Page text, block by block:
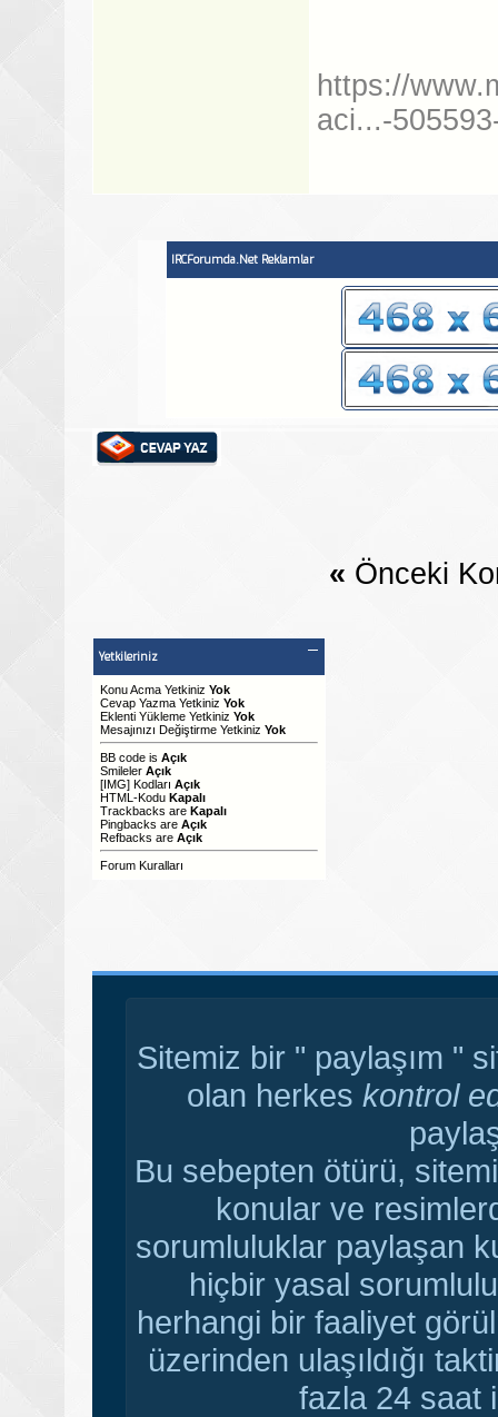
https://
aci...-
IRCForumda.Net Reklamlar
« Önceki
Yetkileriniz
Konu Acma Yetkiniz Yok
Cevap Yazma Yetkiniz Yok
Eklenti Yükleme Yetkiniz Yok
Mesajınızı Değiştirme Yetkiniz Yok
BB code is Açık
Smileler Açık
[IMG] Kodları Açık
HTML-Kodu Kapalı
Trackbacks are Kapalı
Pingbacks are Açık
Refbacks are Açık
Forum Kuralları
Sitemiz bir " paylaşım "
olan herkes kontrol
Bu sebepten ötürü,
konular ve
sorumluluklar paylaşan
hiçbir yasal
herhangi bir faaliyet
üzerinden ulaşıldığı
fazla 24 saat